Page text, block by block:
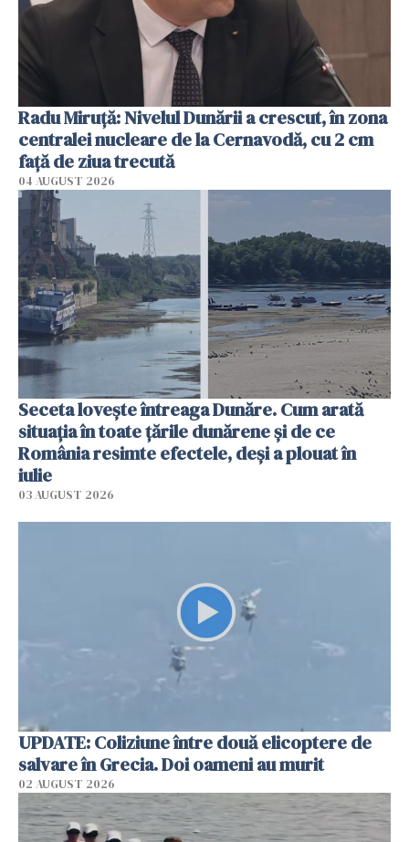
Radu Miruţă: Nivelul Dunării a crescut, în zona
centralei nucleare de la Cernavodă, cu 2 cm
faţă de ziua trecută
04 AUGUST 2026
Seceta lovește întreaga Dunăre. Cum arată
situația în toate țările dunărene și de ce
România resimte efectele, deși a plouat în
iulie
03 AUGUST 2026
UPDATE: Coliziune între două elicoptere de
salvare în Grecia. Doi oameni au murit
02 AUGUST 2026